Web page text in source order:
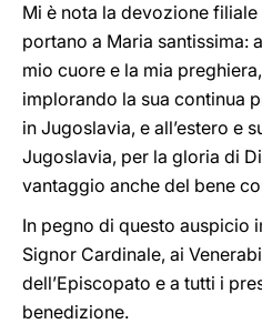
Mi è nota la devozione
portano a Maria santissima:
mio cuore e la mia
implorando la sua continua
in Jugoslavia, e all’estero e
Jugoslavia, per la gloria di
vantaggio anche del bene
In pegno di questo auspicio
Signor Cardinale, ai
dell’Episcopato e a tutti i
benedizione.